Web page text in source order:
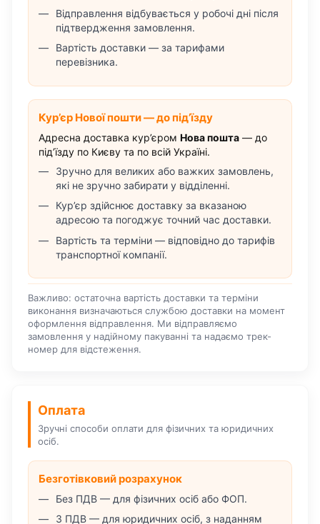
Відправлення відбувається у робочі дні після
підтвердження замовлення.
Вартість доставки — за тарифами
перевізника.
Кур’єр Нової пошти — до під’їзду
Адресна доставка кур’єром Нова пошта — до
під’їзду по Києву та по всій Україні.
Зручно для великих або важких замовлень,
які не зручно забирати у відділенні.
Кур’єр здійснює доставку за вказаною
адресою та погоджує точний час доставки.
Вартість та терміни — відповідно до тарифів
транспортної компанії.
Важливо: остаточна вартість доставки та терміни
виконання визначаються службою доставки на момент
оформлення відправлення. Ми відправляємо
замовлення у надійному пакуванні та надаємо трек-
номер для відстеження.
Оплата
Зручні способи оплати для фізичних та юридичних
осіб.
Безготівковий розрахунок
Без ПДВ — для фізичних осіб або ФОП.
З ПДВ — для юридичних осіб, з наданням